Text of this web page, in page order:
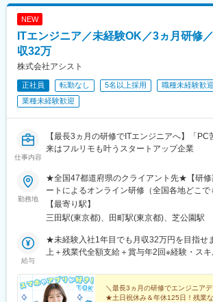
NEW
ITエンジニア／未経験OK／3ヵ月研修
収32万
株式会社アシスト
正社員 転勤なし 5名以上採用
職種未経験歓迎
業種未経験歓迎
仕事内容
【最長3ヵ月の研修でITエンジニアへ】「
来はフルリモも叶うスタートアップ企業
勤務地
★全国47都道府県のクライアント先★【研修
ートによるオンライン研修（全国各地どこで
後】■関東エリア（東京都近郊）・関西エリ
件が中心※勤務地はあなたの希望や通勤時間
ーク案件多数あり★ある程度仕事に慣れてき
「フルリモート」「リモートワーク」も可能
駅」より徒歩3分
【最寄り駅】
三田駅(東京都)、田町駅(東京都)、芝公園駅
給与
★未経験入社1年目でも月収32万円を目指せ
上＋残業代全額支給＋賞与年2回※経験・スキ
代は全額支給します★エンジニア経験がある
した上で、優遇します！＼最長3ヵ月の研修でエンジニア
★土日祝休み＆年休125日！残業な